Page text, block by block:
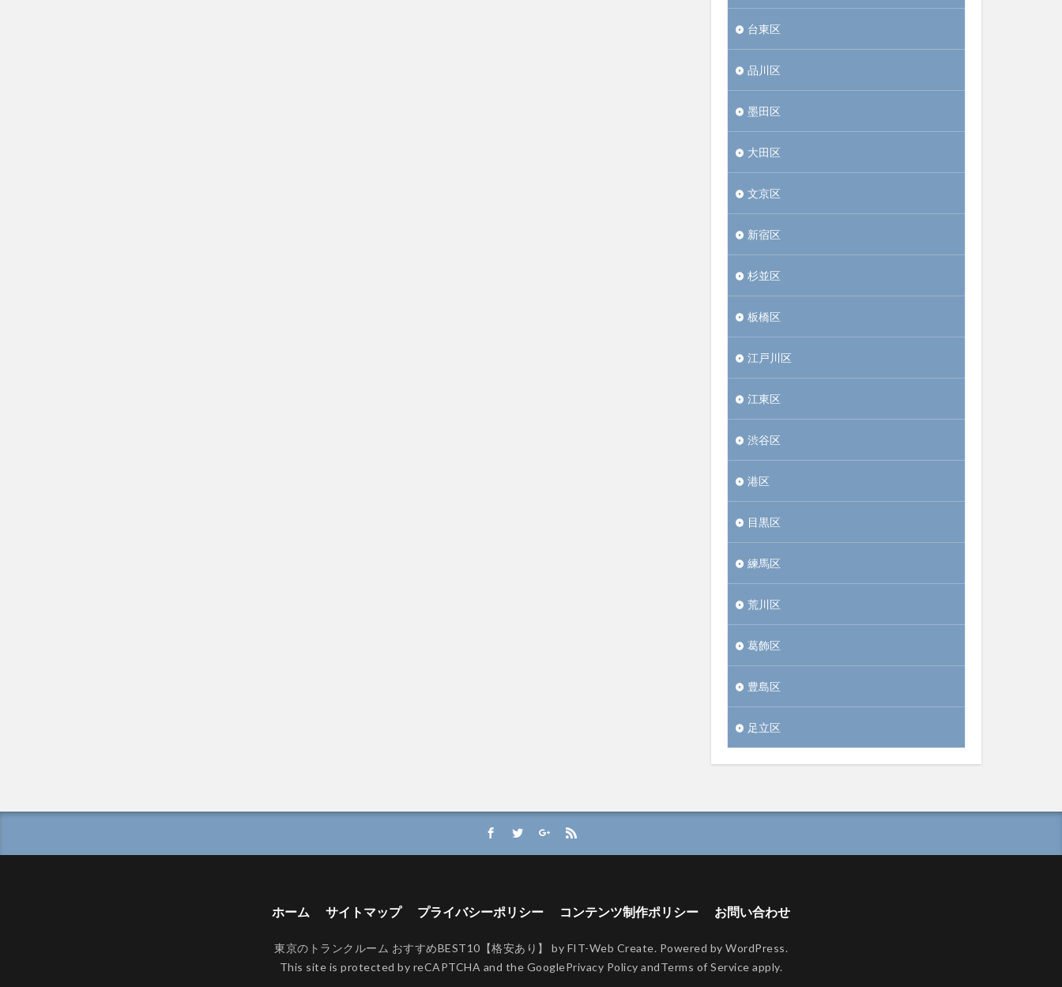
台東区
品川区
墨田区
大田区
文京区
新宿区
杉並区
板橋区
江戸川区
江東区
渋谷区
港区
目黒区
練馬区
荒川区
葛飾区
豊島区
足立区
ホーム サイトマップ プライバシーポリシー コンテンツ制作ポリシー お問い合わせ
東京のトランクルーム おすすめBEST10【格安あり】 by FIT-Web Create. Powered by WordPress.
This site is protected by reCAPTCHA and the GooglePrivacy Policy andTerms of Service apply.